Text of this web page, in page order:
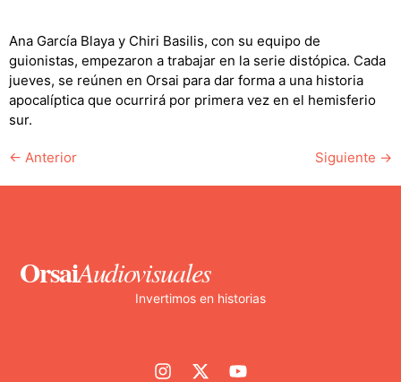
Ana García Blaya y Chiri Basilis, con su equipo de
guionistas, empezaron a trabajar en la serie distópica. Cada
jueves, se reúnen en Orsai para dar forma a una historia
apocalíptica que ocurrirá por primera vez en el hemisferio
sur.
← Anterior Siguiente →
OrsaiAudiovisuales
Invertimos en historias